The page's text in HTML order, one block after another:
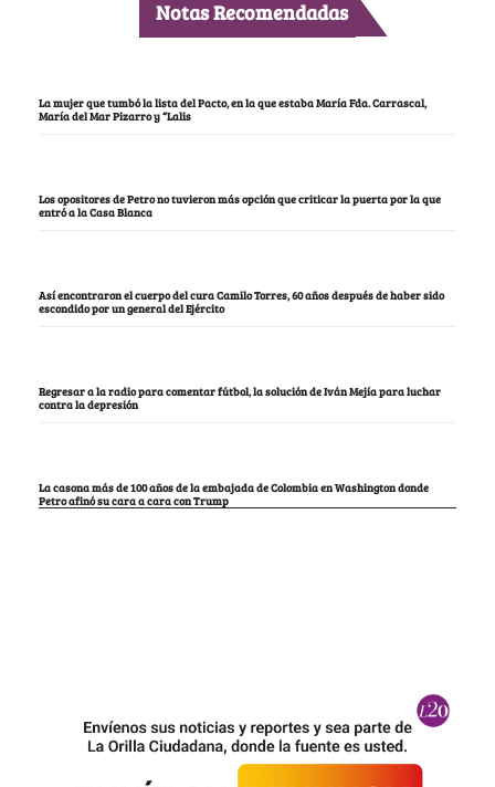
Notas Recomendadas
La mujer que tumbó la lista del Pacto, en la que estaba María Fda. Carrascal,
María del Mar Pizarro y “Lalis
Los opositores de Petro no tuvieron más opción que criticar la puerta por la que
entró a la Casa Blanca
Así encontraron el cuerpo del cura Camilo Torres, 60 años después de haber sido
escondido por un general del Ejército
Regresar a la radio para comentar fútbol, la solución de Iván Mejía para luchar
contra la depresión
La casona más de 100 años de la embajada de Colombia en Washington donde
Petro afinó su cara a cara con Trump